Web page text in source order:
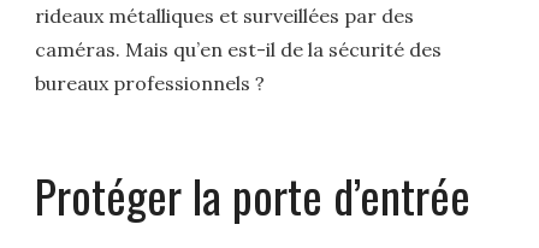
rideaux métalliques et surveillées par des
caméras. Mais qu’en est-il de la sécurité des
bureaux professionnels ?
Protéger la porte d’entrée